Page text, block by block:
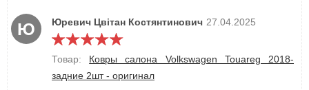
Ю Юревич Цвітан Костянтинович 27.04.2025
Товар: Ковры салона Volkswagen Touareg 2018-
задние 2шт - оригинал